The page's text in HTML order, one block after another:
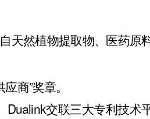
然植物提取物、医药原料
商”奖章。
交联三大专利技术